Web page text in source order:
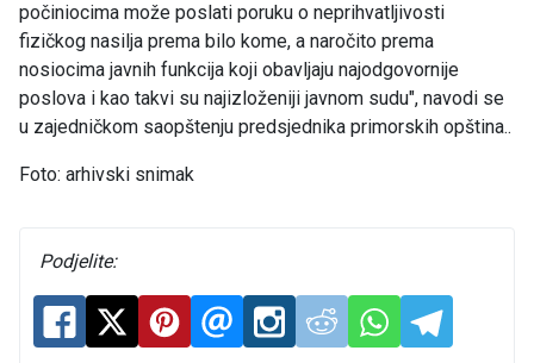
počiniocima može poslati poruku o neprihvatljivosti
fizičkog nasilja prema bilo kome, a naročito prema
nosiocima javnih funkcija koji obavljaju najodgovornije
poslova i kao takvi su najizloženiji javnom sudu", navodi se
u zajedničkom saopštenju predsjednika primorskih opština..
Foto: arhivski snimak
Podjelite: